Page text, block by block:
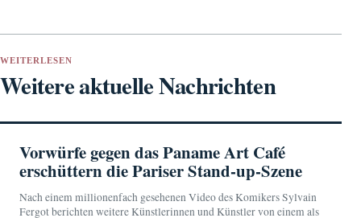
WEITERLESEN
Weitere aktuelle Nachrichten
Vorwürfe gegen das Paname Art Café
erschüttern die Pariser Stand-up-Szene
Nach einem millionenfach gesehenen Video des Komikers Sylvain
Fergot berichten weitere Künstlerinnen und Künstler von einem als